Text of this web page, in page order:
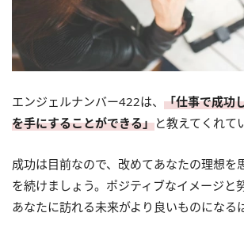
エンジェルナンバー422は、 「仕事で成功
を手にすることができる」と教えてくれて
成功は目前なので、改めてあなたの理想を
を続けましょう。ポジティブなイメージと
あなたに訪れる未来がより良いものになる